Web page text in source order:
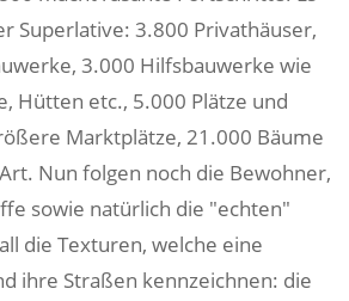
Superlative: 3.800 Privathäuser,
3.000 Hilfsbauwerke wie
Hütten etc., 5.000 Plätze und
Marktplätze, 21.000 Bäume
Nun folgen noch die Bewohner,
sowie natürlich die "echten"
die Texturen, welche eine
ihre Straßen kennzeichnen: die